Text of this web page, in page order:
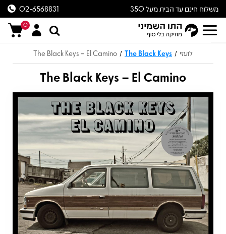
משלוח חינם עד הבית מעל 350
ש״ח
02-6568831
0
לועזי /
The Black Keys
/
The Black Keys – El Camino
The Black Keys – El Camino